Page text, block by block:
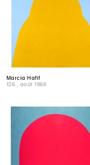
Marcia Hafif
126.
, août 1966